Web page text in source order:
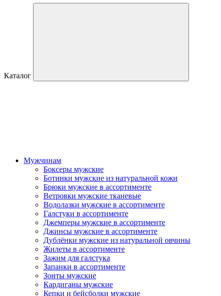
Каталог
Мужчинам
Боксеры мужские
Ботинки мужские из натуральной кожи
Брюки мужские в ассортименте
Ветровки мужские тканевые
Водолазки мужские в ассортименте
Галстуки в ассортименте
Джемперы мужские в ассортименте
Джинсы мужские в ассортименте
Дублёнки мужские из натуральной овчины
Жилеты в ассортименте
Зажим для галстука
Запанки в ассортименте
Зонты мужские
Кардиганы мужские
Кепки и бейсболки мужские